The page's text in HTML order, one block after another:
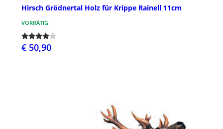
Hirsch Grödnertal Holz für Krippe Rainell 11cm
VORRÄTIG
€ 50,90